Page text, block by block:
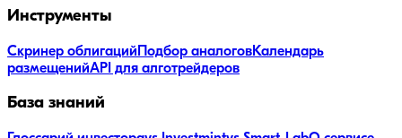
Инструменты
Скринер облигаций Подбор аналоговКалендарь
размещенийAPI для алготрейдеров
База знаний